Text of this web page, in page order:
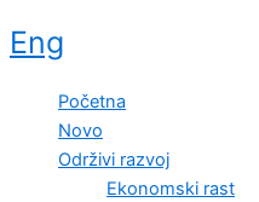
Eng
Početna
Novo
Održivi razvoj
Ekonomski rast